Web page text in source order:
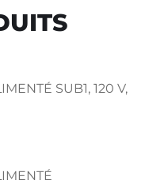
SUB1, 120 V,